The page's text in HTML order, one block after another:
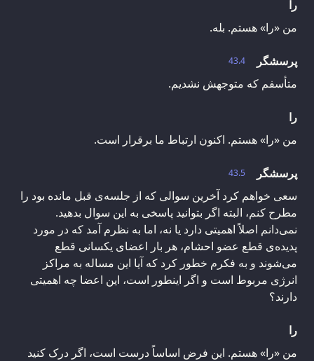
را
من «را» هستم. بله.
43.4
پرسشگر
متأسفم که متوجهش نشدیم.
را
من «را» هستم. اکنون ارتباط ما برقرار است.
43.5
پرسشگر
سعی خواهم کرد آخرین سوالی که از جلسه‌ی قبل مانده بود را
مطرح کنم، البته اگر بتوانید پاسخی به این سوال بدهید.
نمی‌دانم اصلاً اهمیتی دارد یا نه، اما به نظرم آمد که در مورد
پدیده‌ی قطع عضو احشام، هر بار اعضای یکسانی قطع
می‌شوند و به فکرم خطور کرد که آیا این مساله به مراکز
انرژی مربوط است و اگر اینطور است، این اعضا چه اهمیتی
دارند؟
را
من «را» هستم. این فرض اساساً درست است، اگر درک کنید